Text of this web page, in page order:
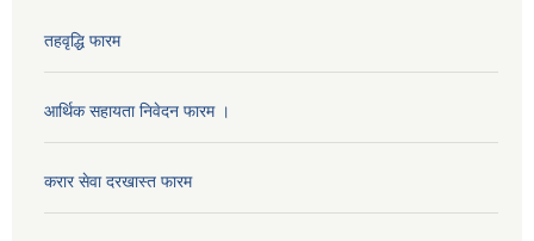
तहवृद्धि फारम
आर्थिक सहायता निवेदन फारम ।
करार सेवा दरखास्त फारम